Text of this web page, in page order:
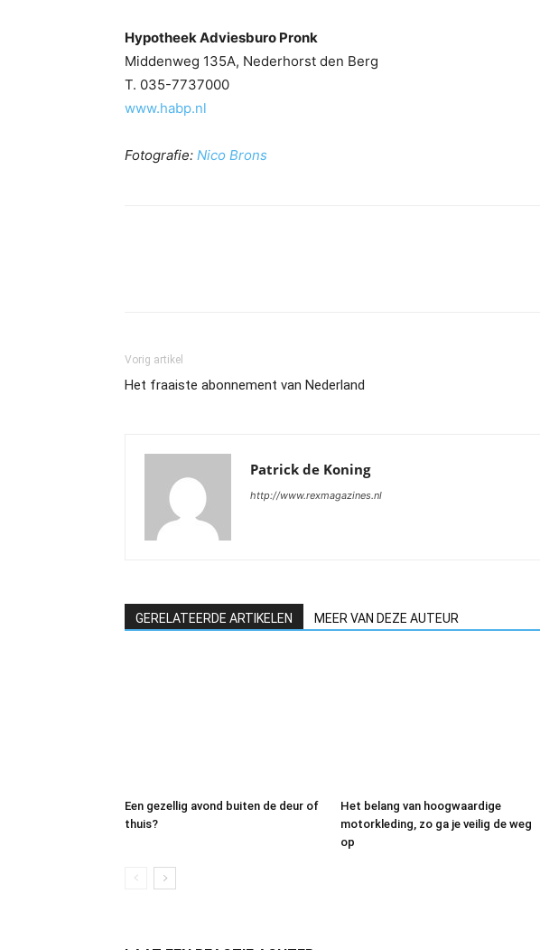
Hypotheek Adviesburo Pronk
Middenweg 135A, Nederhorst den Berg
T. 035-7737000
www.habp.nl
Fotografie: Nico Brons
Vorig artikel
Het fraaiste abonnement van Nederland
Patrick de Koning
http://www.rexmagazines.nl
GERELATEERDE ARTIKELEN MEER VAN DEZE AUTEUR
Een gezellig avond buiten de deur of
thuis?
Het belang van hoogwaardige
motorkleding, zo ga je veilig de weg
op